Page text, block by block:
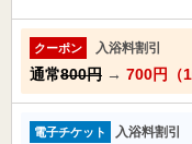
クーポン 入浴料割引
通常800円 → 700円（
電子チケット 入浴料割引